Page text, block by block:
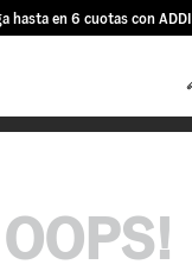
hasta en 6 cuotas con ADDI
OOPS!